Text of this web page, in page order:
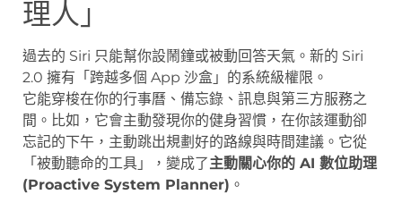
理人」
過去的 Siri 只能幫你設鬧鐘或被動回答天氣。新的 Siri
2.0 擁有「跨越多個 App 沙盒」的系統級權限。
它能穿梭在你的行事曆、備忘錄、訊息與第三方服務之
間。比如，它會主動發現你的健身習慣，在你該運動卻
忘記的下午，主動跳出規劃好的路線與時間建議。它從
「被動聽命的工具」，變成了主動關心你的 AI 數位助理
(Proactive System Planner) 。